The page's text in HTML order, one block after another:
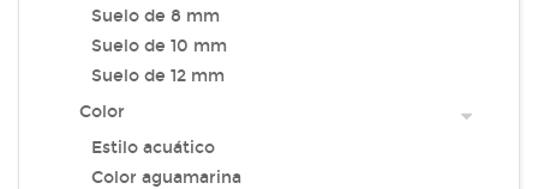
Suelo de 8 mm
Suelo de 10 mm
Suelo de 12 mm
Color
Estilo acuático
Color aguamarina